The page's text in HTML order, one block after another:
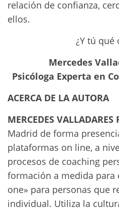
relación de confianza,
ellos.
¿Y tú qué
Mercedes
Psicóloga Experta en
ACERCA DE LA AUTORA
MERCEDES VALLADARES
Madrid de forma
plataformas on line, a
procesos de coaching
formación a medida para
one» para personas que
individual. Utiliza la